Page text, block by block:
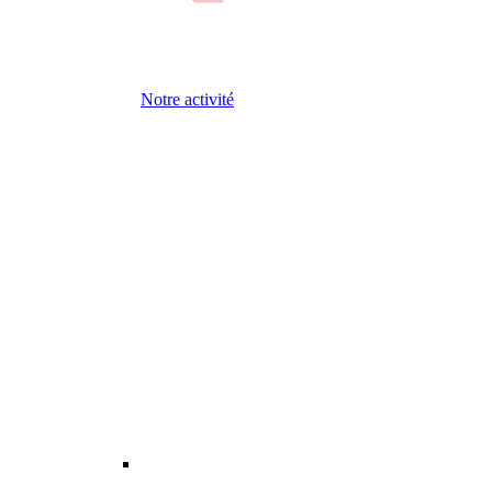
Notre activité